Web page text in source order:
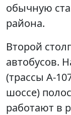
обычную
района.
Второй
автобусов.
(трассы А-
шоссе)
работают в